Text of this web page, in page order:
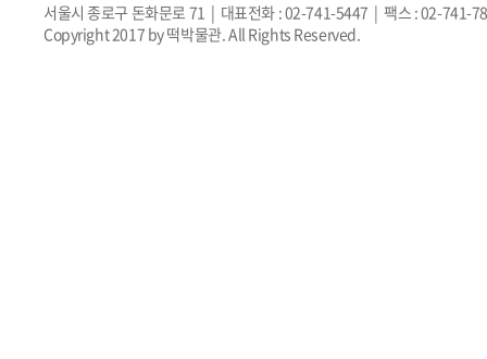
서울시 종로구 돈화문로 71 | 대표전화 : 02-741-5447 | 팩스 : 02-741-
Copyright 2017 by 떡박물관. All Rights Reserved.